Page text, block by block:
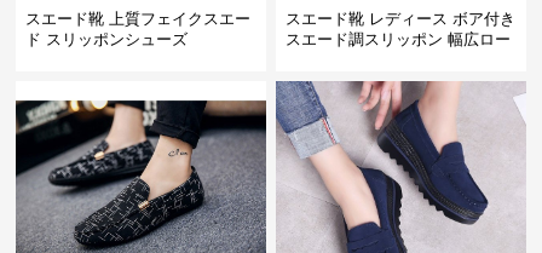
スエード靴 上質フェイクスエー
ド スリッポンシューズ
スエード靴 レディース ボア付き
スエード調スリッポン 幅広ロー